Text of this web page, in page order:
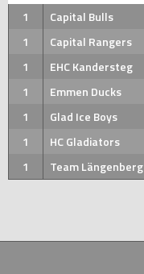
1
Capital Bulls
1
Capital Rangers
1
EHC Kandersteg
1
Emmen Ducks
1
Glad Ice Boys
1
HC Gladiators
1
Team Längenberg